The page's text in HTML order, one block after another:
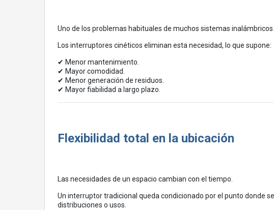
Uno de los problemas habituales de muchos sistemas
Los interruptores cinéticos eliminan esta necesidad, lo que supone:
✔ Menor mantenimiento.
✔ Mayor comodidad.
✔ Menor generación de residuos.
✔ Mayor fiabilidad a largo plazo.
Flexibilidad total en la ubicación
Las necesidades de un espacio cambian con el tiempo.
Un interruptor tradicional queda condicionado por el punto donde
distribuciones o usos.